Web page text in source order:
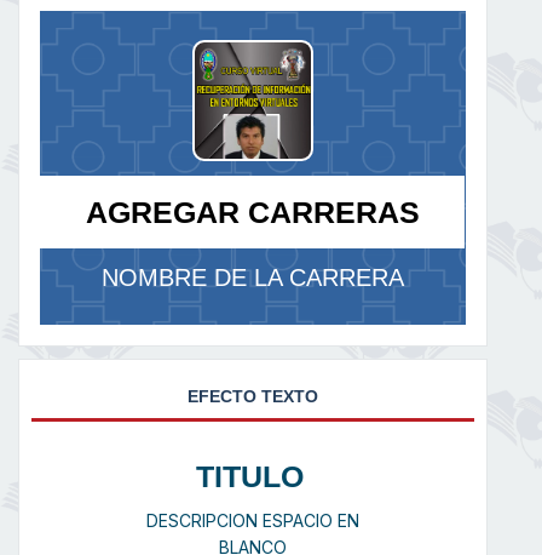
AGREGAR CARRERAS
NOMBRE DE LA CARRERA
EFECTO TEXTO
TITULO
DESCRIPCION ESPACIO EN
BLANCO